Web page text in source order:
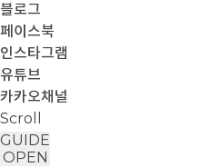
블로그
페이스북
인스타그램
유튜브
카카오채널
Scroll
GUIDE
OPEN